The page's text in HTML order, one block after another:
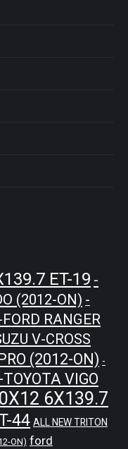
ET-19 -
(2012-ON) -
FORD RANGER
V-CROSS
(2012-ON) -
-TOYOTA VIGO
6X139.7
44 ALL NEW TRITON
ON) ford